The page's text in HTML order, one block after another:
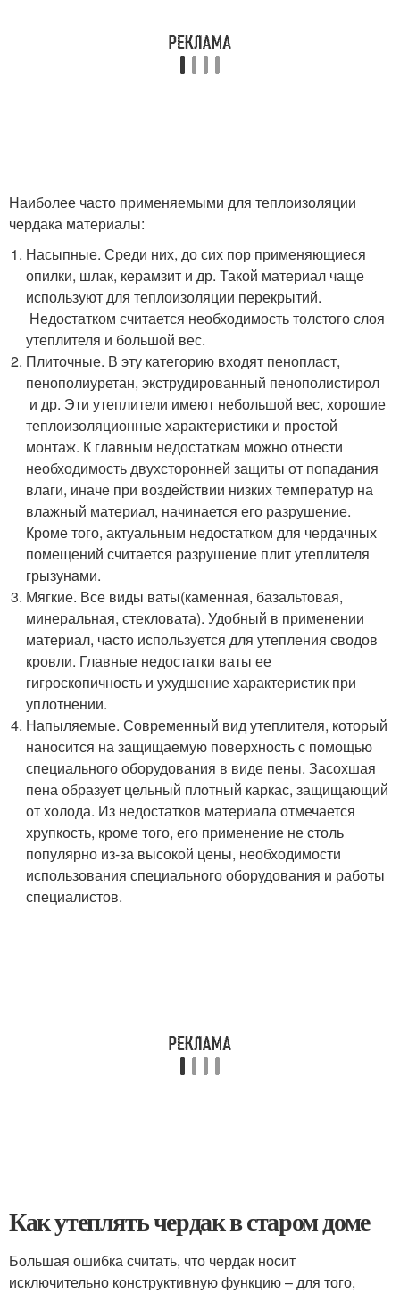
Наиболее часто применяемыми для теплоизоляции
чердака материалы:
Насыпные. Среди них, до сих пор применяющиеся
опилки, шлак, керамзит и др. Такой материал чаще
используют для теплоизоляции перекрытий.
Недостатком считается необходимость толстого слоя
утеплителя и большой вес.
Плиточные. В эту категорию входят пенопласт,
пенополиуретан, экструдированный пенополистирол
и др. Эти утеплители имеют небольшой вес, хорошие
теплоизоляционные характеристики и простой
монтаж. К главным недостаткам можно отнести
необходимость двухсторонней защиты от попадания
влаги, иначе при воздействии низких температур на
влажный материал, начинается его разрушение.
Кроме того, актуальным недостатком для чердачных
помещений считается разрушение плит утеплителя
грызунами.
Мягкие. Все виды ваты(каменная, базальтовая,
минеральная, стекловата). Удобный в применении
материал, часто используется для утепления сводов
кровли. Главные недостатки ваты ее
гигроскопичность и ухудшение характеристик при
уплотнении.
Напыляемые. Современный вид утеплителя, который
наносится на защищаемую поверхность с помощью
специального оборудования в виде пены. Засохшая
пена образует цельный плотный каркас, защищающий
от холода. Из недостатков материала отмечается
хрупкость, кроме того, его применение не столь
популярно из-за высокой цены, необходимости
использования специального оборудования и работы
специалистов.
Как утеплять чердак в старом доме
Большая ошибка считать, что чердак носит
исключительно конструктивную функцию – для того,